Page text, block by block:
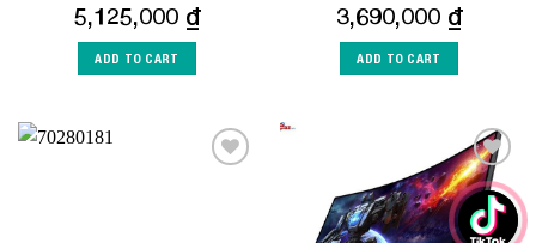
5,125,000 ₫
ADD TO CART
3,690,000 ₫
ADD TO CART
Add to
Wishlist